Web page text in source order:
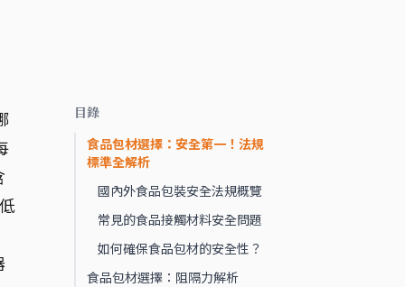
目錄
食品包材選擇：安全第一！法規
標準全解析
國內外食品包裝安全法規概覽
常見的食品接觸材料安全問題
如何確保食品包材的安全性？
食品包材選擇：阻隔力解析